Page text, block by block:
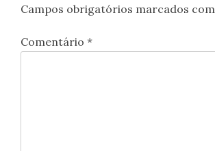
Campos obrigatórios marcados com
Comentário *